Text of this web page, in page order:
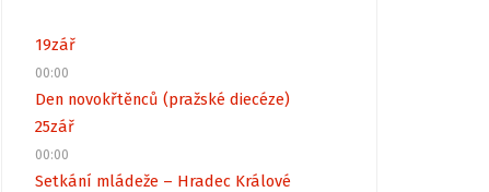
19zář
00:00
Den novokřtěnců (pražské diecéze)
25zář
00:00
Setkání mládeže – Hradec Králové